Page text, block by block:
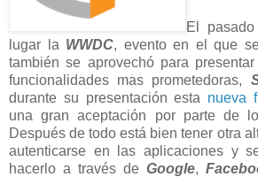
El
lugar la WWDC, evento en el que
también se aprovechó para
funcionalidades mas prometedoras,
durante su presentación esta nueva
una gran aceptación por parte de
Después de todo está bien tener otra
autenticarse en las aplicaciones y
hacerlo a través de Google,